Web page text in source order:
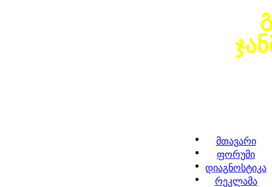
მთავარი
ფორუმი
დიაგნოსტიკა
რეკლამა